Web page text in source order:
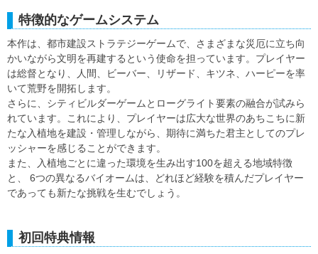
特徴的なゲームシステム
本作は、都市建設ストラテジーゲームで、さまざまな災厄に立ち向
かいながら文明を再建するという使命を担っています。プレイヤー
は総督となり、人間、ビーバー、リザード、キツネ、ハーピーを率
いて荒野を開拓します。
さらに、シティビルダーゲームとローグライト要素の融合が試みら
れています。これにより、プレイヤーは広大な世界のあちこちに新
たな入植地を建設・管理しながら、期待に満ちた君主としてのプレ
ッシャーを感じることができます。
また、入植地ごとに違った環境を生み出す100を超える地域特徴
と、 6つの異なるバイオームは、どれほど経験を積んだプレイヤー
であっても新たな挑戦を生むでしょう。
初回特典情報